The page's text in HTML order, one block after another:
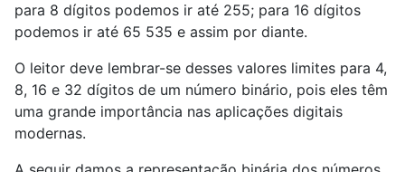
para 8 dígitos podemos ir até 255; para 16 dígitos
podemos ir até 65 535 e assim por diante.
O leitor deve lembrar-se desses valores limites para 4,
8, 16 e 32 dígitos de um número binário, pois eles têm
uma grande importância nas aplicações digitais
modernas.